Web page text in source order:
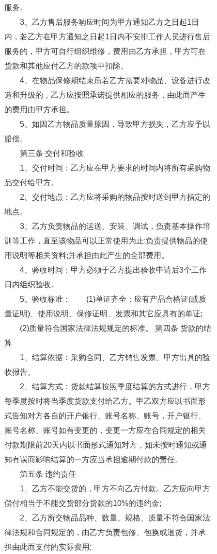
服务。
3、乙方售后服务响应时间为甲方通知乙方之日起1日
内，若乙方在甲方通知之日起1日内不安排工作人员进行售后
服务的，甲方可自行组织维修，费用由乙方承担，甲方可在
货款和其他应付乙方的款项中扣除。
4、在物品保修期结束后若乙方需要对物品、设备进行改
造和升级的，乙方应按照承诺提供相应的服务，由此而产生
的费用由甲方承担。
5、如因乙方物品质量原因，导致甲方损失，乙方应予以
赔偿。
第三条 交付和验收
1、交付时间：乙方应在甲方要求的时间内将所有采购物
品交付给甲方。
2、交付地点：乙方应将采购的物品按时送到甲方指定的
地点。
3、乙方负责物品的运送、安装、调试，负责基本操作培
训等工作，直至该物品可以正常使用为止;负责提供物品的使
用说明等相关资料;并承担由此产生的全部费用。
4、验收时间：甲方必须于乙方提出验收申请后3个工作
日内组织验收。
5、验收标准： (1)单证齐全：应有产品合格证(或质
量证明)、使用说明、保修证明、发票和其它应具有的单证;
(2)质量符合国家法律法规规定的标准。 第四条 货款的结
算
1、结算依据：采购合同、乙方销售发票、甲方出具的验
收报告。
2、结算方式：货款结算按照季度结算的方式进行，甲方
每季度按时将当季度货款支付给乙方。甲乙双方应以书面形
式告知对方各自的开户银行、账号名称、账号，开户银行、
账号名称、账号如有变更的，变更一方应在合同规定的相关
付款期限前20天内以书面形式通知对方，如未按时通知或通
知有误而影响结算的一方应当承担逾期付款的责任。
第五条 违约责任
1、乙方不能交货的，甲方不向乙方付款。乙方应向甲方
偿付相当于不能交货部分货款的10%的违约金;
2、乙方所交物品品种、数量、规格、质量不符合国家法
律法规和合同规定的，由乙方负责包修、包换或退货，并承
担由此而支付的实际费用;